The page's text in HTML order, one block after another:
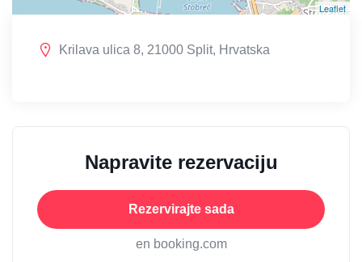
Leaflet
Krilava ulica 8, 21000 Split, Hrvatska
Napravite rezervaciju
Rezervirajte sada
en booking.com